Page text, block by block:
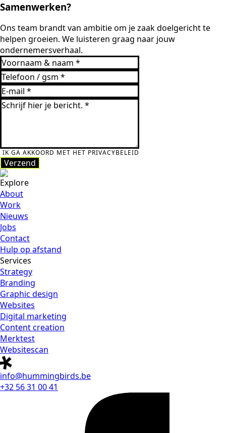
Samenwerken?
Ons team brandt van ambitie om je zaak doelgericht te
helpen groeien. We luisteren graag naar jouw
ondernemersverhaal.
IK GA AKKOORD MET HET PRIVACYBELEID
Verzend
Explore
About
Work
Nieuws
Jobs
Contact
Hulp op afstand
Services
Strategy
Branding
Graphic design
Websites
Digital marketing
Content creation
Merktest
Websitescan
info@hummingbirds.be
+32 56 31 00 41